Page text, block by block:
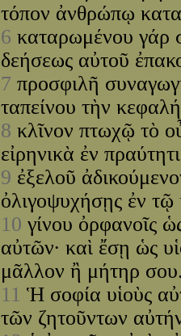
τόπον ἀνθρώπῳ
6 καταρωμένου γάρ
δεήσεως αὐτοῦ
7 προσφιλῆ
ταπείνου τὴν
8 κλῖνον πτωχῷ τὸ
εἰρηνικὰ ἐν
9 ἐξελοῦ
ὀλιγοψυχήσῃς ἐν τῷ
10 γίνου ὀρφανοῖς
αὐτῶν· καὶ ἔσῃ ὡς
μᾶλλον ἢ μήτηρ
11 Ἡ σοφία υἱοὺς
τῶν ζητοῦντων